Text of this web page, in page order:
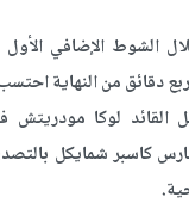
الشوط الإضافي الأول
دقائق من النهاية
القائد لوكا مودريتش
كاسبر شمايكل